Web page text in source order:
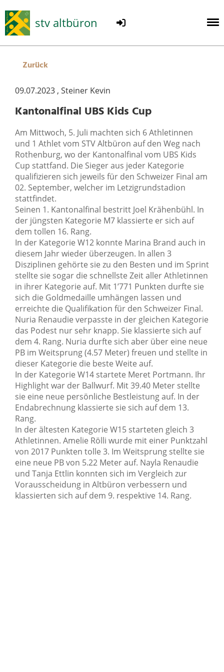
stv altbüron
Zurück
09.07.2023 , Steiner Kevin
Kantonalfinal UBS Kids Cup
Am Mittwoch, 5. Juli machten sich 6 Athletinnen
und 1 Athlet vom STV Altbüron auf den Weg nach
Rothenburg, wo der Kantonalfinal vom UBS Kids
Cup stattfand. Die Sieger aus jeder Kategorie
qualifizieren sich jeweils für den Schweizer Final am
02. September, welcher im Letzigrundstadion
stattfindet.
Seinen 1. Kantonalfinal bestritt Joel Krähenbühl. In
der jüngsten Kategorie M7 klassierte er sich auf
dem tollen 16. Rang.
In der Kategorie W12 konnte Marina Brand auch in
diesem Jahr wieder überzeugen. In allen 3
Disziplinen gehörte sie zu den Besten und im Sprint
stellte sie sogar die schnellste Zeit aller Athletinnen
in ihrer Kategorie auf. Mit 1’771 Punkten durfte sie
sich die Goldmedaille umhängen lassen und
erreichte die Qualifikation für den Schweizer Final.
Nuria Renaudie verpasste in der gleichen Kategorie
das Podest nur sehr knapp. Sie klassierte sich auf
dem 4. Rang. Nuria durfte sich aber über eine neue
PB im Weitsprung (4.57 Meter) freuen und stellte in
dieser Kategorie die beste Weite auf.
In der Kategorie W14 startete Meret Portmann. Ihr
Highlight war der Ballwurf. Mit 39.40 Meter stellte
sie eine neue persönliche Bestleistung auf. In der
Endabrechnung klassierte sie sich auf dem 13.
Rang.
In der ältesten Kategorie W15 starteten gleich 3
Athletinnen. Amelie Rölli wurde mit einer Punktzahl
von 2017 Punkten tolle 3. Im Weitsprung stellte sie
eine neue PB von 5.22 Meter auf. Nayla Renaudie
und Tanja Ettlin konnten sich im Vergleich zur
Vorausscheidung in Altbüron verbessern und
klassierten sich auf dem 9. respektive 14. Rang.